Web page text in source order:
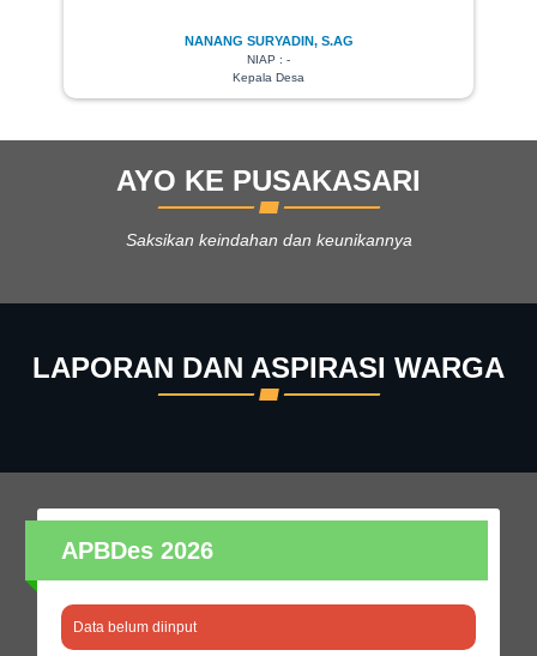
NANANG SURYADIN, S.AG
NIAP : -
Kepala Desa
AYO KE PUSAKASARI
Saksikan keindahan dan keunikannya
LAPORAN DAN ASPIRASI WARGA
APBDes 2026
Data belum diinput